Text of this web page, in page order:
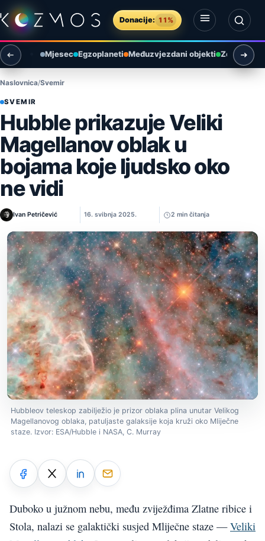
Preskoči na sadržaj
Donacije: 11%
Otvori izbornik
Otvori pretragu
Mjesec Egzoplaneti Međuzvjezdani objekti Zemlja i
Naslovnica Svemir
SVEMIR
Hubble prikazuje Veliki
Magellanov oblak u
bojama koje ljudsko oko
ne vidi
Ivan Petričević 16. svibnja 2025. 2 min čitanja
Hubbleov teleskop zabilježio je prizor oblaka plina unutar Velikog
Magellanovog oblaka, patuljaste galaksije koja kruži oko Mliječne
staze. Izvor: ESA/Hubble i NASA, C. Murray
Duboko u južnom nebu, među zviježđima Zlatne ribice i
Stola, nalazi se galaktički susjed Mliječne staze —Veliki